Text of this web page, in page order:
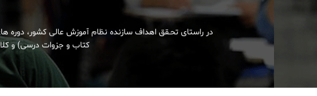
در راستای تحـقق اهداف سازنده نظام آموزش عالی کشور، دوره
کتاب و جزوات درسی) و